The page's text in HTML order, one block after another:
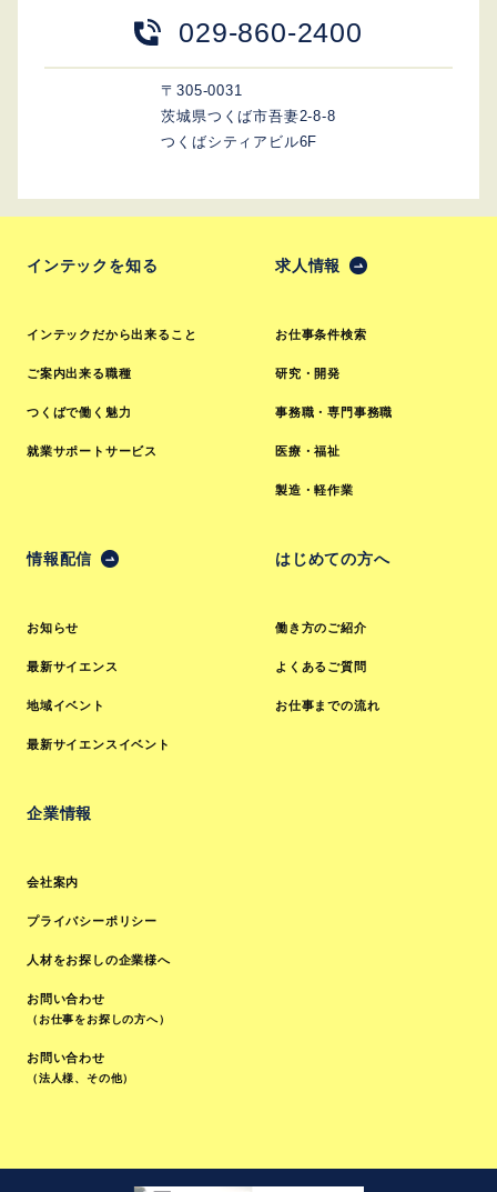
029-860-2400
〒305-0031
茨城県つくば市吾妻2-8-8
つくばシティアビル6F
インテックを知る
インテックだから出来ること
ご案内出来る職種
つくばで働く魅力
就業サポートサービス
求人情報
お仕事条件検索
研究・開発
事務職・専門事務職
医療・福祉
製造・軽作業
情報配信
お知らせ
最新サイエンス
地域イベント
最新サイエンスイベント
はじめての方へ
働き方のご紹介
よくあるご質問
お仕事までの流れ
企業情報
会社案内
プライバシーポリシー
人材をお探しの企業様へ
お問い合わせ
（お仕事をお探しの方へ）
お問い合わせ
（法人様、その他）